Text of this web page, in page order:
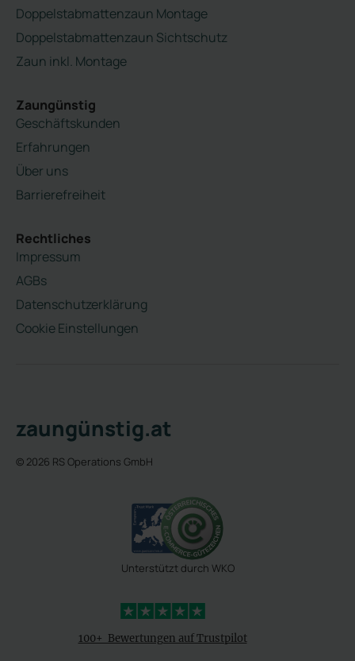
Doppelstabmattenzaun Montage
Doppelstabmattenzaun Sichtschutz
Zaun inkl. Montage
Zaungünstig
Geschäftskunden
Erfahrungen
Über uns
Barrierefreiheit
Rechtliches
Impressum
AGBs
Datenschutzerklärung
Cookie Einstellungen
zaungünstig.at
© 2026 RS Operations GmbH
Unterstützt durch WKO
4,3 Sterne
100+ Bewertungen auf Trustpilot